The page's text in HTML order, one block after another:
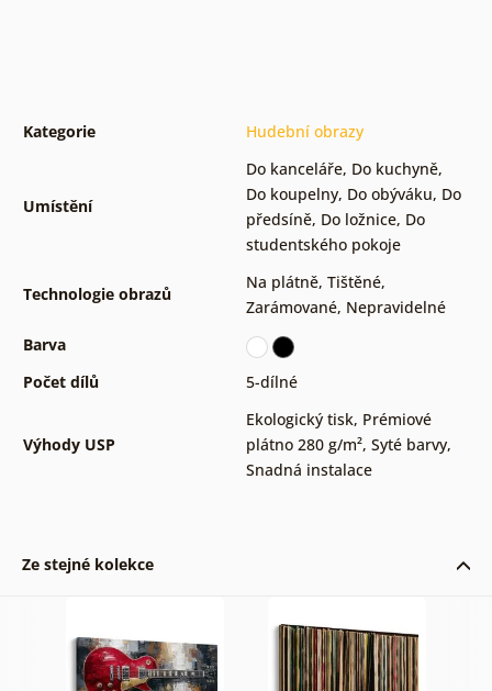
Kategorie Hudební obrazy
Umístění
Do kanceláře, Do kuchyně,
Do koupelny, Do obýváku, Do
předsíně, Do ložnice, Do
studentského pokoje
Technologie obrazů
Na plátně, Tištěné,
Zarámované, Nepravidelné
Barva
Počet dílů
5-dílné
Výhody USP
Ekologický tisk, Prémiové
plátno 280 g/m², Syté barvy,
Snadná instalace
Ze stejné kolekce